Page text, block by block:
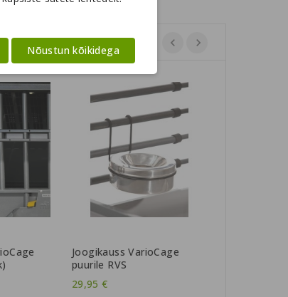
Joogikauss VarioCage
puurile RVS
29,95 €
Nõustun kõikidega